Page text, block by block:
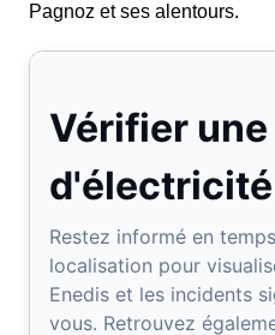
Pagnoz et ses alentours.